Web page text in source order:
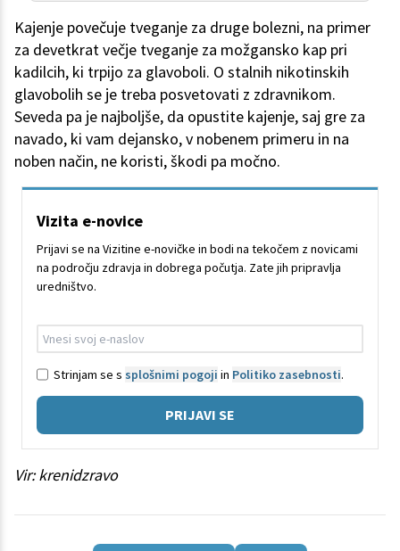
Kajenje povečuje tveganje za druge bolezni, na primer
za devetkrat večje tveganje za možgansko kap pri
kadilcih, ki trpijo za glavoboli. O stalnih nikotinskih
glavobolih se je treba posvetovati z zdravnikom.
Seveda pa je najboljše, da opustite kajenje, saj gre za
navado, ki vam dejansko, v nobenem primeru in na
noben način, ne koristi, škodi pa močno.
Vizita e-novice
Prijavi se na Vizitine e-novičke in bodi na tekočem z novicami
na področju zdravja in dobrega počutja. Zate jih pripravlja
uredništvo.
Strinjam se s splošnimi pogoji in Politiko zasebnosti.
PRIJAVI SE
Vir: krenidzravo